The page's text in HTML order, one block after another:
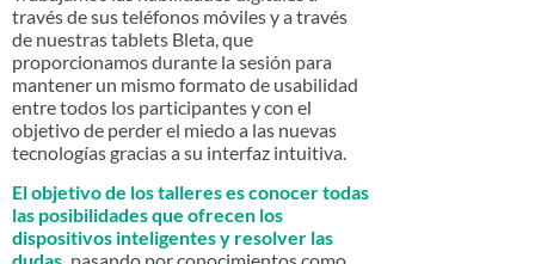
través de sus teléfonos móviles y a través
de nuestras tablets Bleta, que
proporcionamos durante la sesión para
mantener un mismo formato de usabilidad
entre todos los participantes y con el
objetivo de perder el miedo a las nuevas
tecnologías gracias a su interfaz intuitiva.
El objetivo de los talleres es conocer todas
las posibilidades que ofrecen los
dispositivos inteligentes y resolver las